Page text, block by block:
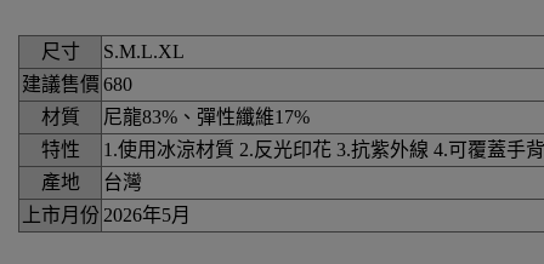
尺寸
S.M.L.XL
建議售價 680
材質
尼龍83%、彈性纖維17%
特性
1.使用冰涼材質 2.反光印花 3.抗紫外線 4.可覆蓋手
產地
台灣
上市月份 2026年5月